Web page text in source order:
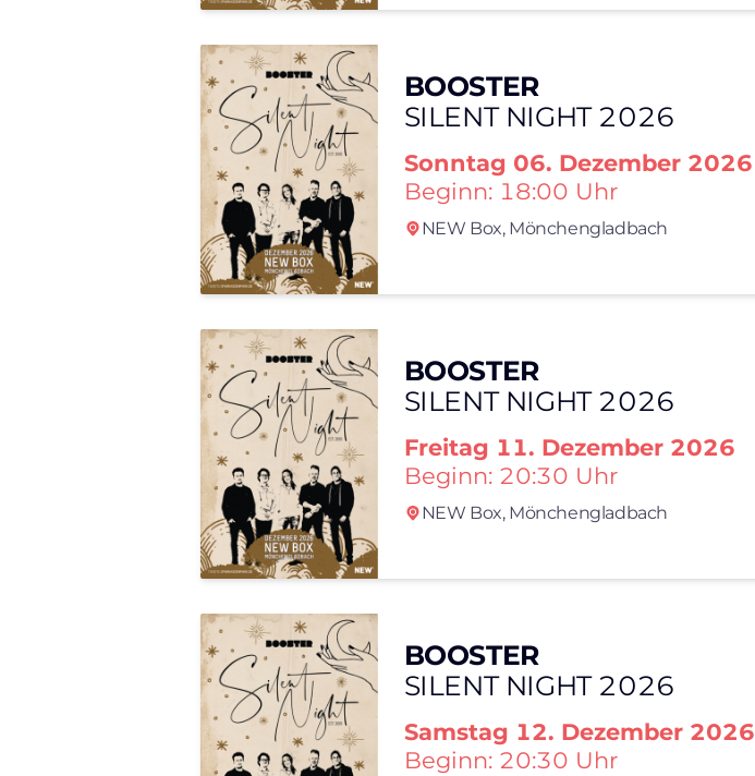
BOOSTER
SILENT NIGHT 2026
Sonntag 06. Dezember 2026
Beginn: 18:00 Uhr
NEW Box, Mönchengladbach
BOOSTER
SILENT NIGHT 2026
Freitag 11. Dezember 2026
Beginn: 20:30 Uhr
NEW Box, Mönchengladbach
BOOSTER
SILENT NIGHT 2026
Samstag 12. Dezember 2026
Beginn: 20:30 Uhr